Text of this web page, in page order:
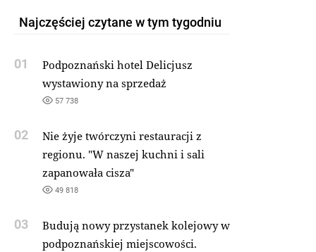
Najczęściej czytane w tym tygodniu
01
Podpoznański hotel Delicjusz
wystawiony na sprzedaż
57 738
02
Nie żyje twórczyni restauracji z
regionu. "W naszej kuchni i sali
zapanowała cisza"
49 818
03
Budują nowy przystanek kolejowy w
podpoznańskiej miejscowości.